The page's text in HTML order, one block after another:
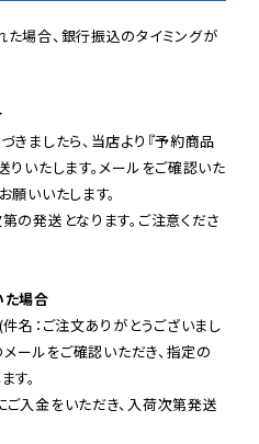
場合、銀行振込のタイミングが
ましたら、当店より『予約商品
いたします。メールをご確認いた
いいたします。
発送となります。ご注意くださ
場合
名：ご注文ありがとうございまし
ールをご確認いただき、指定の
す。
入金をいただき、入荷次第発送